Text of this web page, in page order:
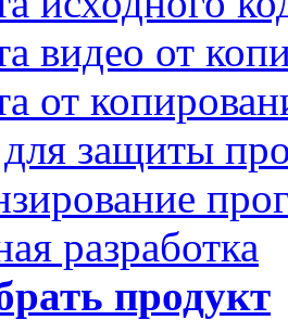
видео от
от
защиты
разработка
продукт